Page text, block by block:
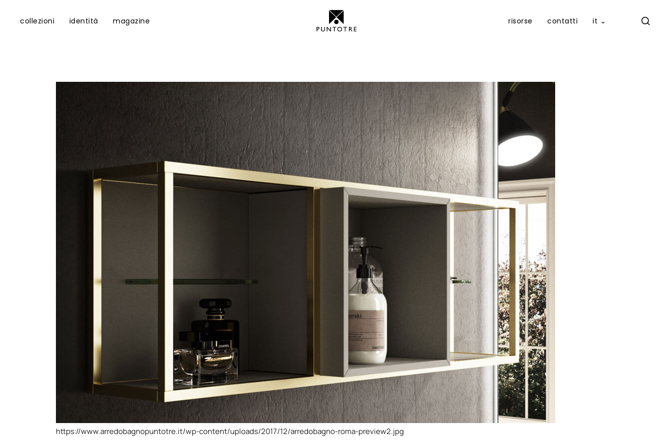
collezioni identità magazine risorse contatti it ⌄
https://www.arredobagnopuntotre.it/wp-content/uploads/2017/12/arredobagno-roma-preview2.jpg